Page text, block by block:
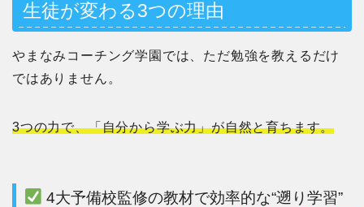
生徒が変わる3つの理由
やまなみコーチング学園では、ただ勉強を教えるだけ
ではありません。
3つの力で、「自分から学ぶ力」が自然と育ちます。
4大予備校監修の教材で効率的な“遡り学習”